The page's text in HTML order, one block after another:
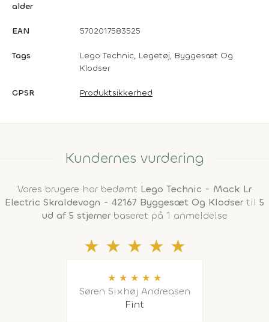
alder
EAN 5702017583525
Tags
Lego Technic, Legetøj, Byggesæt Og
Klodser
GPSR Produktsikkerhed
Kundernes vurdering
Vores brugere har bedømt Lego Technic - Mack Lr
Electric Skraldevogn - 42167 Byggesæt Og Klodsertil 5
ud af 5 stjernerbaseret på 1 anmeldelse
★ ★ ★ ★ ★
★ ★ ★ ★ ★
Søren Sixhøj Andreasen
Fint